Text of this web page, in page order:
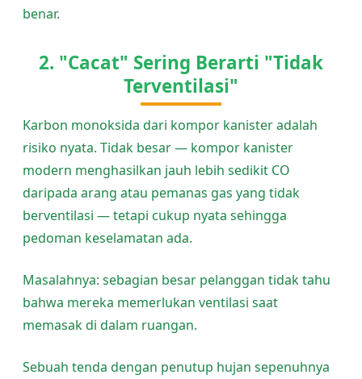
benar.
2. "Cacat" Sering Berarti "Tidak
Terventilasi"
Karbon monoksida dari kompor kanister adalah
risiko nyata. Tidak besar — kompor kanister
modern menghasilkan jauh lebih sedikit CO
daripada arang atau pemanas gas yang tidak
berventilasi — tetapi cukup nyata sehingga
pedoman keselamatan ada.
Masalahnya: sebagian besar pelanggan tidak tahu
bahwa mereka memerlukan ventilasi saat
memasak di dalam ruangan.
Sebuah tenda dengan penutup hujan sepenuhnya